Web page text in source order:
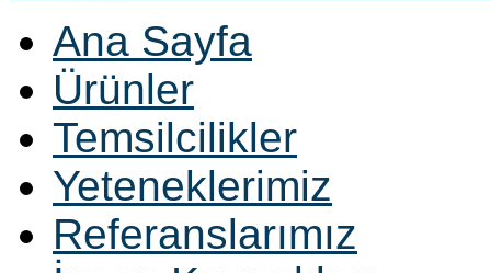
Ana Sayfa
Ürünler
Temsilcilikler
Yeteneklerimiz
Referanslarımız